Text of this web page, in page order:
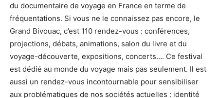
du documentaire de voyage en France en terme de
fréquentations. Si vous ne le connaissez pas encore, le
Grand Bivouac, c’est 110 rendez-vous : conférences,
projections, débats, animations, salon du livre et du
voyage-découverte, expositions, concerts…. Ce festival
est dédié au monde du voyage mais pas seulement. Il est
aussi un rendez-vous incontournable pour sensibiliser
aux problématiques de nos sociétés actuelles : identité